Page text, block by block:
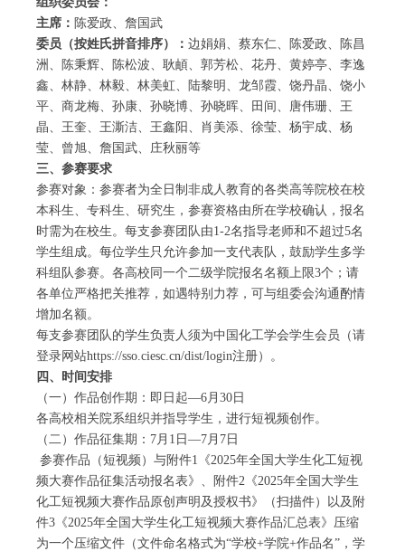
主席： 陈爱政、詹国武
委员（按姓氏拼音排序）： 边娟娟、蔡东仁、陈爱政、陈昌
洲、陈秉辉、陈松波、耿頔、郭芳松、花丹、黄婷亭、李逸
鑫、林静、林毅、林美虹、陆黎明、龙邹霞、饶丹晶、饶小
平、商龙梅、孙康、孙晓博、孙晓晖、田间、唐伟珊、王
晶、王奎、王澌洁、王鑫阳、肖美添、徐莹、杨宇成、杨
莹、曾旭、詹国武、庄秋丽等
三、参赛要求
参赛对象：参赛者为全日制非成人教育的各类高等院校在校
本科生、专科生、研究生，参赛资格由所在学校确认，报名
时需为在校生。每支参赛团队由1-2名指导老师和不超过5名
学生组成。每位学生只允许参加一支代表队，鼓励学生多学
科组队参赛。各高校同一个二级学院报名名额上限3个；请
各单位严格把关推荐，如遇特别力荐，可与组委会沟通酌情
增加名额。
每支参赛团队的学生负责人须为中国化工学会学生会员（请
登录网站https://sso.ciesc.cn/dist/login注册）。
四、时间安排
（一）作品创作期 ：即日起—6月30日
各高校相关院系组织并指导学生，进行短视频创作。
（二）作品征集期： 7月1日—7月7日
参赛作品（短视频）与附件1《2025年全国大学生化工短视
频大赛作品征集活动报名表》、附件2《2025年全国大学生
化工短视频大赛作品原创声明及授权书》（扫描件）以及附
件3《2025年全国大学生化工短视频大赛作品汇总表》压缩
为一个压缩文件（文件命名格式为“学校+学院+作品名”，学